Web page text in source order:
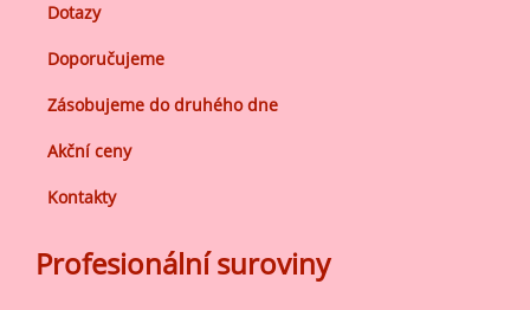
Dotazy
Doporučujeme
Zásobujeme do druhého dne
Akční ceny
Kontakty
Profesionální suroviny